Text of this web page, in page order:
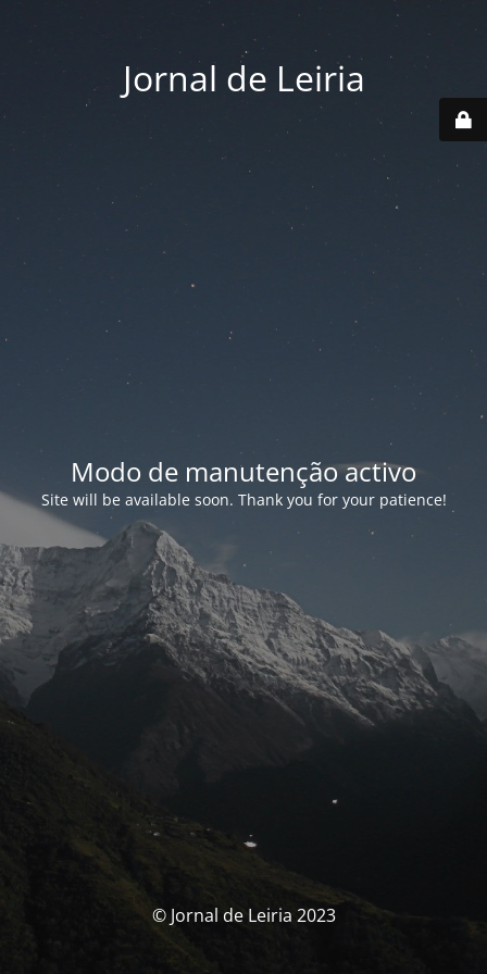
Jornal de Leiria
Modo de manutenção activo
Site will be available soon. Thank you for your patience!
© Jornal de Leiria 2023